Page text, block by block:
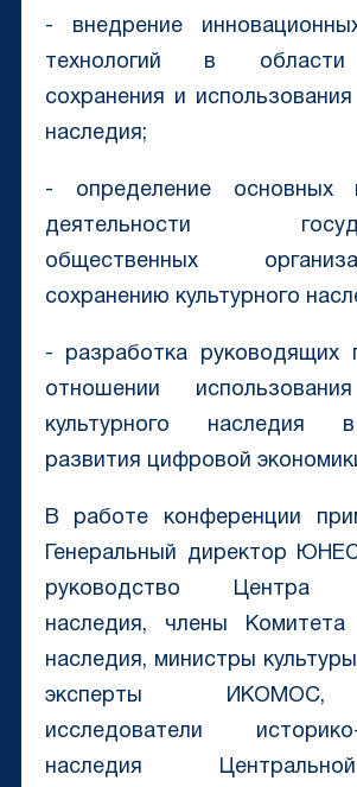
- внедрение
технологий в области
сохранения и использования
наследия;
- определение основных
деятельности
общественных
сохранению культурного
- разработка руководящих
отношении
культурного наследия
развития цифровой
В работе конференции
Генеральный директор
руководство Центра
наследия, члены Комитета
наследия, министры
эксперты ИКОМОС,
исследователи историко-
наследия